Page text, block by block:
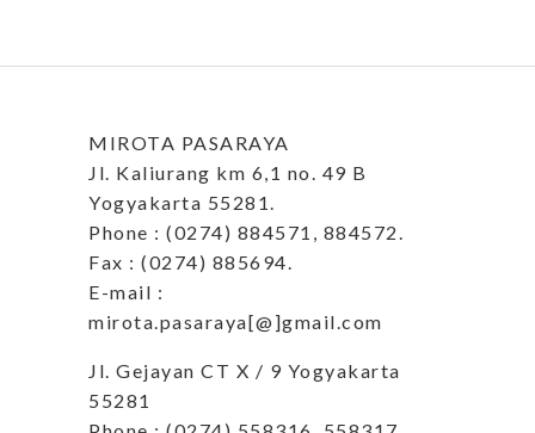
MIROTA PASARAYA
Jl. Kaliurang km 6,1 no. 49 B
Yogyakarta 55281.
Phone : (0274) 884571, 884572.
Fax : (0274) 885694.
E-mail :
mirota.pasaraya[@]gmail.com
Jl. Gejayan CT X / 9 Yogyakarta
55281